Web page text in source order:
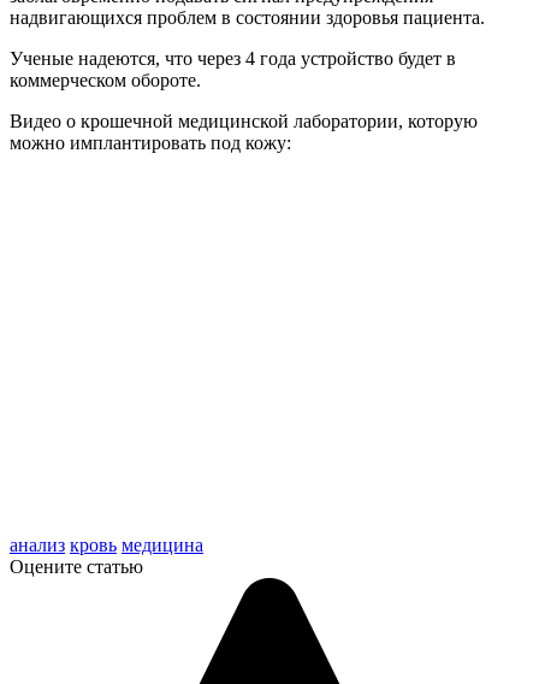
надвигающихся проблем в состоянии здоровья пациента.
Ученые надеются, что через 4 года устройство будет в
коммерческом обороте.
Видео о крошечной медицинской лаборатории, которую
можно имплантировать под кожу:
анализ кровь медицина
Оцените статью